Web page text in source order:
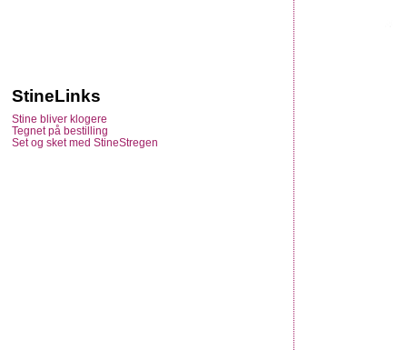
StineLinks
Stine bliver klogere
Tegnet på bestilling
Set og sket med StineStregen